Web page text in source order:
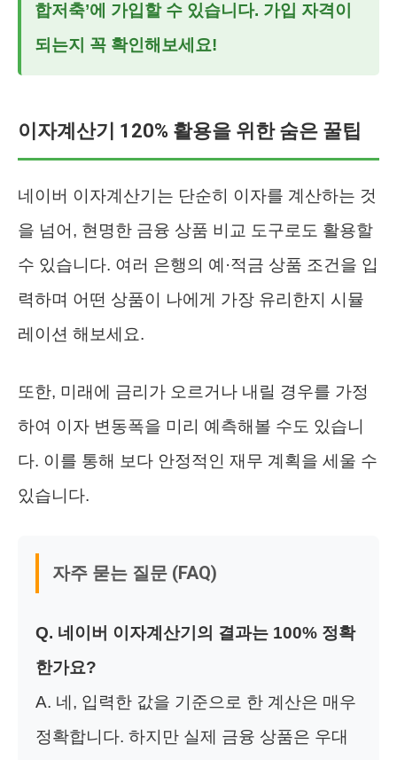
합저축’에 가입할 수 있습니다. 가입 자격이
되는지 꼭 확인해보세요!
이자계산기 120% 활용을 위한 숨은 꿀팁
네이버 이자계산기는 단순히 이자를 계산하는 것
을 넘어, 현명한 금융 상품 비교 도구로도 활용할
수 있습니다. 여러 은행의 예·적금 상품 조건을 입
력하며 어떤 상품이 나에게 가장 유리한지 시뮬
레이션 해보세요.
또한, 미래에 금리가 오르거나 내릴 경우를 가정
하여 이자 변동폭을 미리 예측해볼 수도 있습니
다. 이를 통해 보다 안정적인 재무 계획을 세울 수
있습니다.
자주 묻는 질문 (FAQ)
Q. 네이버 이자계산기의 결과는 100% 정확
한가요?
A. 네, 입력한 값을 기준으로 한 계산은 매우
정확합니다. 하지만 실제 금융 상품은 우대